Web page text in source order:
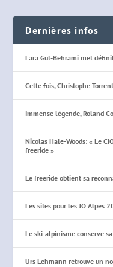
Dernières infos
Lara Gut-Behrami met
Cette fois, Christophe
Immense légende, Roland
Nicolas Hale-Woods: « Le
freeride »
Le freeride obtient sa
Les sites pour les JO Alpes
Le ski-alpinisme conserve
Urs Lehmann retrouve un